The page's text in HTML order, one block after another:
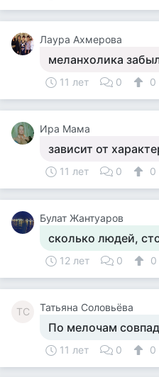
Лаура Ахмерова
меланхолика
11 лет 0 0
Ира Мама
зависит от
11 лет 0 0
Булат Жантуаров
сколько людей,
12 лет 0 0
ТС Татьяна Соловьёва
По мелочам
11 лет 0 0